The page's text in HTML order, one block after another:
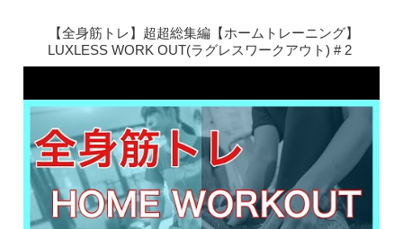
【全身筋トレ】超超総集編【ホームトレーニング】
LUXLESS WORK OUT(ラグレスワークアウト) # 2